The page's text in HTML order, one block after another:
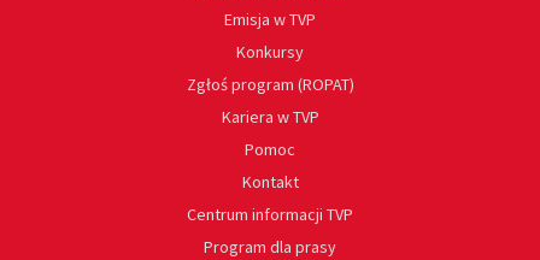
Emisja w TVP
Konkursy
Zgłoś program (ROPAT)
Kariera w TVP
Pomoc
Kontakt
Centrum informacji TVP
Program dla prasy